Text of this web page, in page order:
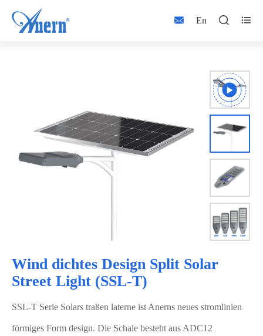
 En  
Wind dichtes Design Split Solar
Street Light (SSL-T)
SSL-T Serie Solars traßen laterne ist Anerns neues stromlinien
förmiges Form design. Die Schale besteht aus ADC12
